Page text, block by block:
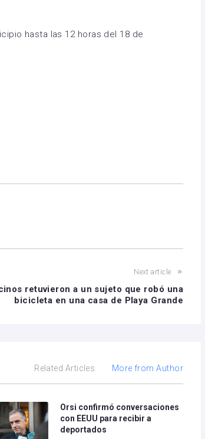
hasta las 12 horas del 18 de
Next article
retuvieron a un sujeto que robó una
bicicleta en una casa de Playa Grande
Related Articles More from Author
Orsi confirmó conversaciones
con EEUU para recibir a
deportados